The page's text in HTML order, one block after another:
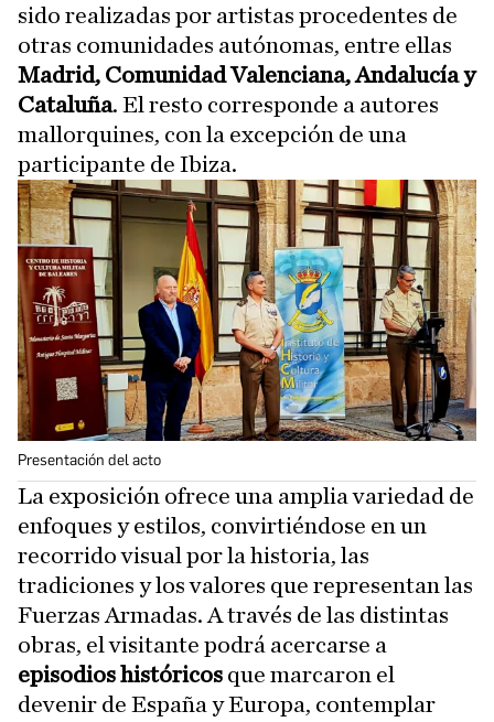
sido realizadas por artistas procedentes de
otras comunidades autónomas, entre ellas
Madrid, Comunidad Valenciana, Andalucía y
Cataluña. El resto corresponde a autores
mallorquines, con la excepción de una
participante de Ibiza.
Presentación del acto
La exposición ofrece una amplia variedad de
enfoques y estilos, convirtiéndose en un
recorrido visual por la historia, las
tradiciones y los valores que representan las
Fuerzas Armadas. A través de las distintas
obras, el visitante podrá acercarse a
episodios históricos que marcaron el
devenir de España y Europa, contemplar